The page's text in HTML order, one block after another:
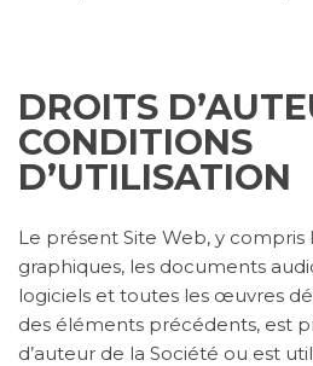
DROITS
CONDITIONS
D’UTILISATION
Le présent Site Web, y compris
graphiques, les documents
logiciels et toutes les œuvres
des éléments précédents, est
d’auteur de la Société ou est